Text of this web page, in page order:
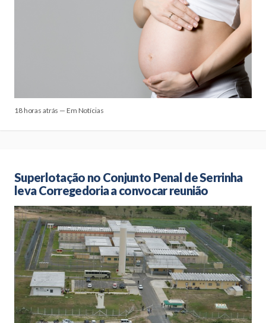
18 horas atrás — Em Notícias
Superlotação no Conjunto Penal de Serrinha
leva Corregedoria a convocar reunião